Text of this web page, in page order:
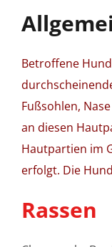
Betroffene
Fußsohlen,
an diesen
Hautpartien im
erfolgt. Die
Rassen